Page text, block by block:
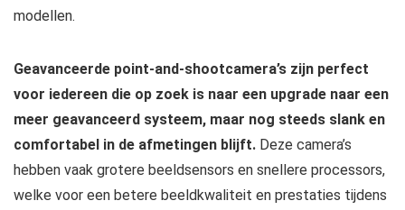
modellen.
Geavanceerde point-and-shootcamera’s zijn perfect
voor iedereen die op zoek is naar een upgrade naar een
meer geavanceerd systeem, maar nog steeds slank en
comfortabel in de afmetingen blijft. Deze camera’s
hebben vaak grotere beeldsensors en snellere processors,
welke voor een betere beeldkwaliteit en prestaties tijdens